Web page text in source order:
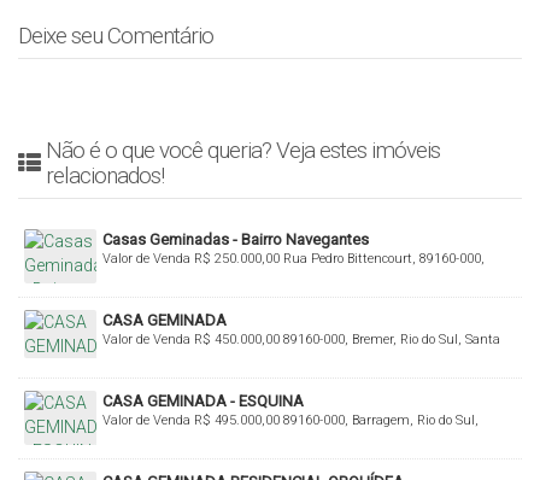
Deixe seu Comentário
Não é o que você queria? Veja estes imóveis
relacionados!
Casas Geminadas - Bairro Navegantes
R$ 250.000,00
Valor de Venda
Rua Pedro Bittencourt, 89160-000,
CASA GEMINADA
R$ 450.000,00
Valor de Venda
89160-000, Bremer, Rio do Sul, Santa
CASA GEMINADA - ESQUINA
R$ 495.000,00
Valor de Venda
89160-000, Barragem, Rio do Sul,